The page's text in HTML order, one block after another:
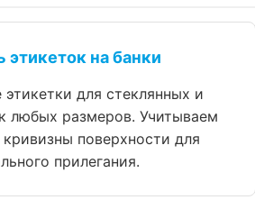
этикеток на банки
этикетки для стеклянных и
любых размеров. Учитываем
поверхности для
прилегания.